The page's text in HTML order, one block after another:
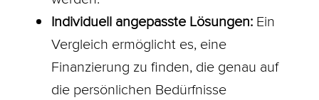
Individuell angepasste Lösungen:Ein
Vergleich ermöglicht es, eine
Finanzierung zu finden, die genau auf
die persönlichen Bedürfnisse